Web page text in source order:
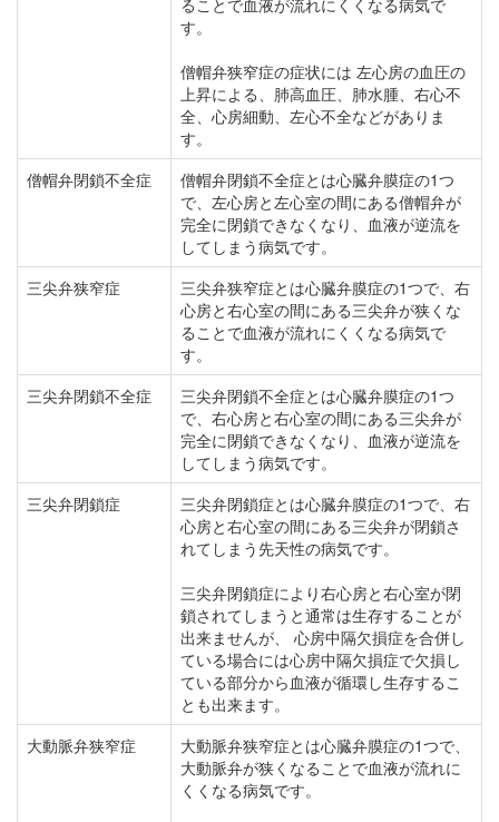
ることで血液が流れにくくなる病気で
す。
僧帽弁狭窄症の症状には 左心房の血圧の
上昇による、肺高血圧、肺水腫、右心不
全、心房細動、左心不全などがありま
す。
僧帽弁閉鎖不全症
僧帽弁閉鎖不全症とは心臓弁膜症の1つ
で、左心房と左心室の間にある僧帽弁が
完全に閉鎖できなくなり、血液が逆流を
してしまう病気です。
三尖弁狭窄症
三尖弁狭窄症とは心臓弁膜症の1つで、右
心房と右心室の間にある三尖弁が狭くな
ることで血液が流れにくくなる病気で
す。
三尖弁閉鎖不全症
三尖弁閉鎖不全症とは心臓弁膜症の1つ
で、右心房と右心室の間にある三尖弁が
完全に閉鎖できなくなり、血液が逆流を
してしまう病気です。
三尖弁閉鎖症
三尖弁閉鎖症とは心臓弁膜症の1つで、右
心房と右心室の間にある三尖弁が閉鎖さ
れてしまう先天性の病気です。
三尖弁閉鎖症により右心房と右心室が閉
鎖されてしまうと通常は生存することが
出来ませんが、 心房中隔欠損症を合併し
ている場合には心房中隔欠損症で欠損し
ている部分から血液が循環し生存するこ
とも出来ます。
大動脈弁狭窄症
大動脈弁狭窄症とは心臓弁膜症の1つで、
大動脈弁が狭くなることで血液が流れに
くくなる病気です。